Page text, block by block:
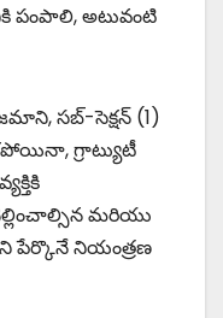
పంపాలి, అటువంటి
సబ్-సెక్షన్ (1)
గ్రాట్యుటీ
మరియు
పేర్కొనే నియంత్రణ